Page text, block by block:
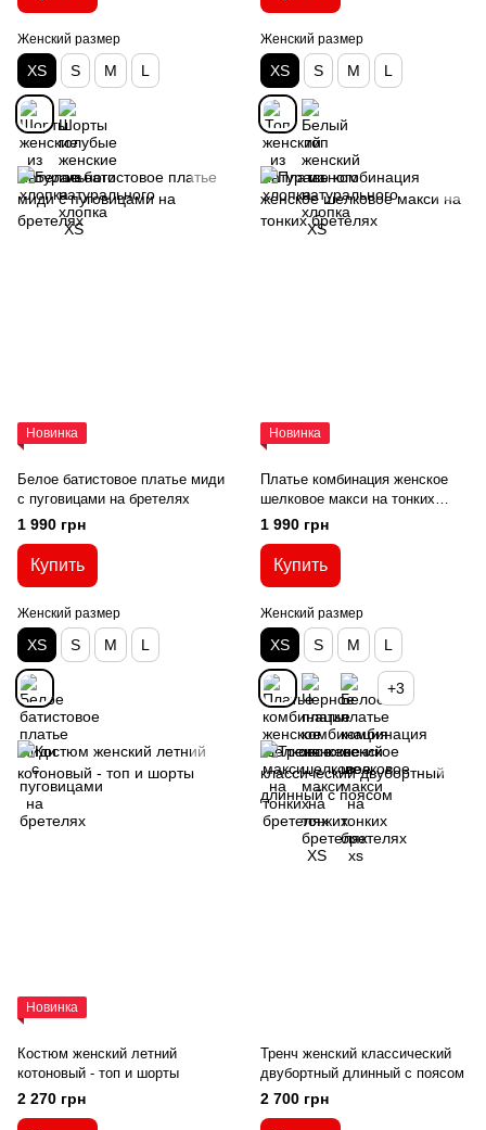
Женский размер
XS S M L
Женский размер
XS S M L
Новинка
Белое батистовое платье миди
с пуговицами на бретелях
1 990 грн
Купить
Женский размер
XS S M L
Новинка
Платье комбинация женское
шелковое макси на тонких
бретелях
1 990 грн
Купить
Женский размер
XS S M L
+3
Новинка
Костюм женский летний
котоновый - топ и шорты
2 270 грн
Тренч женский классический
двубортный длинный с поясом
2 700 грн